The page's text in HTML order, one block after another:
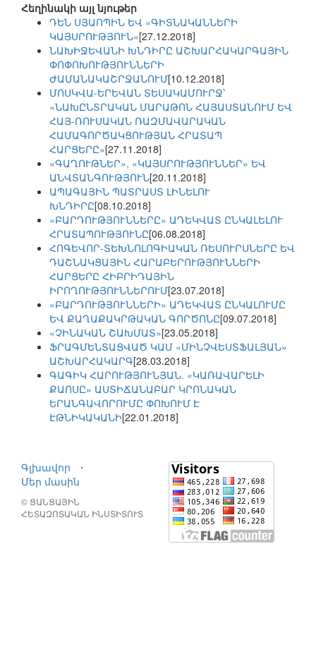
Հեղինակի այլ նյութեր
ԴԵՆ ՍՅԱՈՊԻՆ ԵՎ «ԳԻՏՆԱԿԱՆՆԵՐԻ
ԿԱՅՍՐՈՒԹՅՈՒՆ»[27.12.2018]
ՆԱԽԻՋԵՎԱՆԻ ԽՆԴԻՐԸ ԱՇԽԱՐՀԱԿԱՐԳԱՅԻՆ
ՓՈՓՈԽՈՒԹՅՈՒՆՆԵՐԻ
ԺԱՄԱՆԱԿԱՇՐՋԱՆՈՒՄ[10.12.2018]
ՄՈՍԿՎԱ-ԵՐԵՎԱՆ ՏԵՍԱԿԱՄՈՒՐՋ՝
«ՆԱԽԸՆՏՐԱԿԱՆ ՄԱՐԱԹՈՆ ՀԱՅԱՍՏԱՆՈՒՄ ԵՎ
ՀԱՅ-ՌՈՒՍԱԿԱՆ ՌԱԶՄԱՎԱՐԱԿԱՆ
ՀԱՄԱԳՈՐԾԱԿՑՈՒԹՅԱՆ ՀՐԱՏԱՊ
ՀԱՐՑԵՐԸ»[27.11.2018]
«ԳԱՂՈՒԹՆԵՐ», «ԿԱՅՍՐՈՒԹՅՈՒՆՆԵՐ» ԵՎ
ԱՆՎՏԱՆԳՈՒԹՅՈՒՆ[20.11.2018]
ԱՊԱԳԱՅԻՆ ՊԱՏՐԱՍՏ ԼԻՆԵԼՈՒ
ԽՆԴԻՐԸ[08.10.2018]
«ԲԱՐԴՈՒԹՅՈՒՆՆԵՐԸ» ԱԴԵԿՎԱՏ ԸՆԿԱԼԵԼՈՒ
ՀՐԱՏԱՊՈՒԹՅՈՒՆԸ[06.08.2018]
ՀՈԳԵՎՈՐ-ՏԵԽՆՈԼՈԳԻԱԿԱՆ ՌԵՍՈՒՐՍՆԵՐԸ ԵՎ
ԴԱՇՆԱԿՑԱՅԻՆ ՀԱՐԱԲԵՐՈՒԹՅՈՒՆՆԵՐԻ
ՀԱՐՑԵՐԸ ՀԻԲՐԻԴԱՅԻՆ
ԻՐՈՂՈՒԹՅՈՒՆՆԵՐՈՒՄ[23.07.2018]
«ԲԱՐԴՈՒԹՅՈՒՆՆԵՐԻ» ԱԴԵԿՎԱՏ ԸՆԿԱԼՈՒՄԸ
ԵՎ ՔԱՂԱՔԱԿՐԹԱԿԱՆ ԳՈՐԾՈՆԸ[09.07.2018]
«ՉԻՆԱԿԱՆ ՇԱԽՄԱՏ»[23.05.2018]
ՖՐԱԳՄԵՆՏԱՑՎԱԾ ԿԱՄ «ՄԻՆՉՎԵՍՏՖԱԼՅԱՆ»
ԱՇԽԱՐՀԱԿԱՐԳ[28.03.2018]
ԳԱԳԻԿ ՀԱՐՈՒԹՅՈՒՆՅԱՆ. «ԿԱՌԱՎԱՐԵԼԻ
ՔԱՈՍԸ» ԱՍՏԻՃԱՆԱԲԱՐ ԿՐՈՆԱԿԱՆ
ԵՐԱՆԳԱՎՈՐՈՒՄԸ ՓՈԽՈՒՄ Է
ԷԹՆԻԿԱԿԱՆԻ[22.01.2018]
Գլխավոր
⋅
Մեր մասին
© ՑԱՆՑԱՅԻՆ
ՀԵՏԱԶՈՏԱԿԱՆ ԻՆՍՏԻՏՈՒՏ